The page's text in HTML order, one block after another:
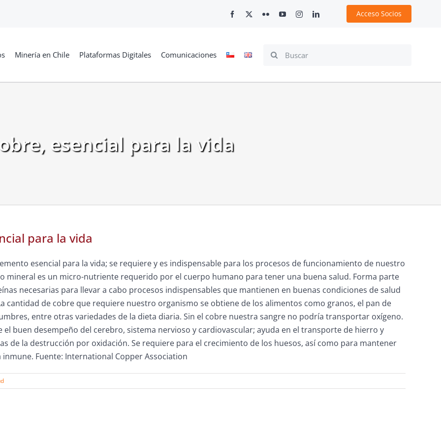
Acceso Socios
Minería en Chile Plataformas Digitales Comunicaciones
Search
esencial para la vida
para la vida
esencial para la vida; se requiere y es indispensable para los procesos de funcionamiento de nuestro
mineral es un micro-nutriente requerido por el cuerpo humano para tener una buena salud. Forma parte
necesarias para llevar a cabo procesos indispensables que mantienen en buenas condiciones de salud
cantidad de cobre que requiere nuestro organismo se obtiene de los alimentos como granos, el pan de
entre otras variedades de la dieta diaria. Sin el cobre nuestra sangre no podría transportar oxígeno.
el buen desempeño del cerebro, sistema nervioso y cardiovascular; ayuda en el transporte de hierro y
de la destrucción por oxidación. Se requiere para el crecimiento de los huesos, así como para mantener
Fuente: International Copper Association